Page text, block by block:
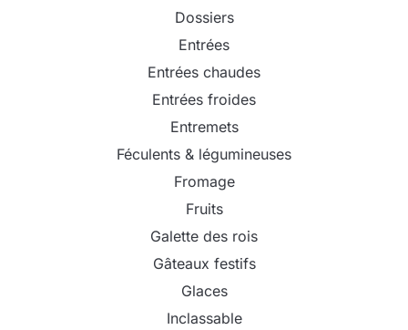
Dossiers
Entrées
Entrées chaudes
Entrées froides
Entremets
Féculents & légumineuses
Fromage
Fruits
Galette des rois
Gâteaux festifs
Glaces
Inclassable